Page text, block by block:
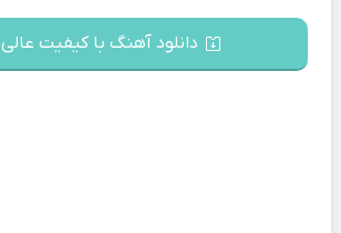
دانلود آهنگ با کیفیت عالی 320